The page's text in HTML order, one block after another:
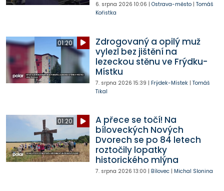
6. srpna 2026 10:06 | Ostrava-město| Tomáš
Kořistka
01:20
Zdrogovaný a opilý muž
vylezl bez jištění na
lezeckou stěnu ve Frýdku-
Místku
7. srpna 2026 15:39 | Frýdek-Místek| Tomáš
Tikal
01:20
A přece se točí! Na
bíloveckých Nových
Dvorech se po 84 letech
roztočily lopatky
historického mlýna
7. srpna 2026 13:00 | Bílovec| Michal Slonina